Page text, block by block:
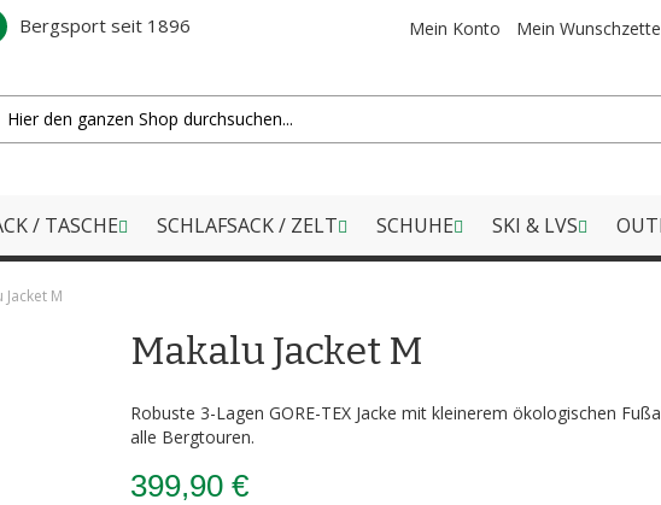
Mein Konto Mein
Bergsport seit 1896
/ TASCHE SCHLAFSACK / ZELT SCHUHE SKI & LVS
Jacket M
Makalu Jacket M
Robuste 3-Lagen GORE-TEX Jacke mit kleinerem ökologischen
alle Bergtouren.
399,90 €